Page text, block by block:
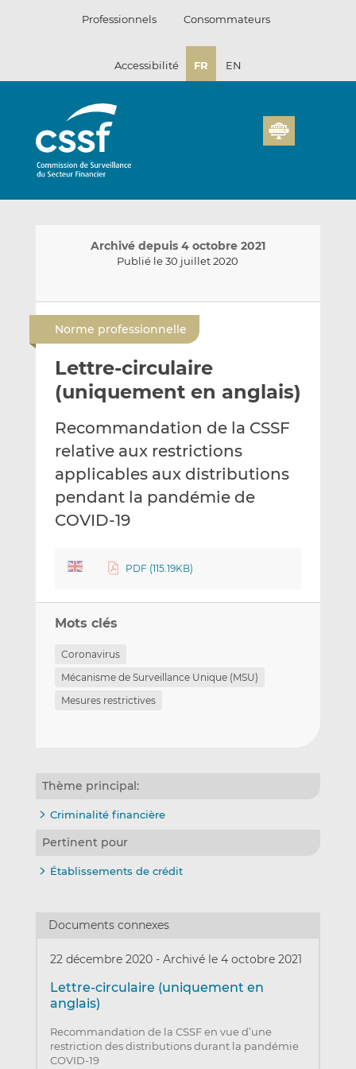
Professionnels Consommateurs
Accessibilité FR EN
Archivé depuis 4 octobre 2021
Publié le 30 juillet 2020
n
v
o
y
e
r
p
r
e
m
a
r
t
a
g
e
r
u
r
L
e
I
a
r
t
a
g
e
r
u
r
F
b
o
Norme professionnelle
Lettre-circulaire
(uniquement en anglais)
Recommandation de la CSSF
relative aux restrictions
applicables aux distributions
pendant la pandémie de
COVID-19
PDF (115.19KB)
Mots clés
Coronavirus
Mécanisme de Surveillance Unique (MSU)
Mesures restrictives
Thème principal:
Criminalité financière
Pertinent pour
Établissements de crédit
Documents connexes
22 décembre 2020 - Archivé le 4 octobre 2021
Lettre-circulaire (uniquement en
anglais)
Recommandation de la CSSF en vue d’une
restriction des distributions durant la pandémie
COVID-19